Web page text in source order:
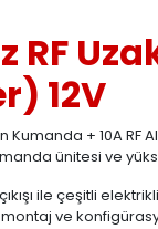
RF
12V
Kumanda + 10A
ünitesi ve
ile çeşitli
ve